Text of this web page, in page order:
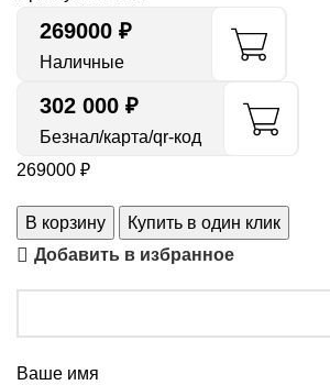
269000 ₽
Наличные
302 000 ₽
Безнал/карта/qr-код
269000 ₽
В корзину
Купить в один клик
Добавить в избранное
Ваше имя